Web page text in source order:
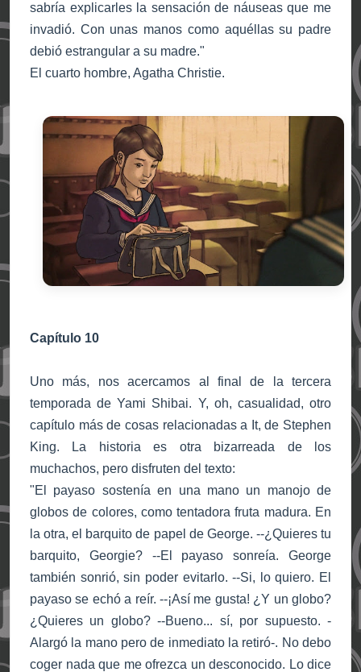
sabría explicarles la sensación de náuseas que me
invadió. Con unas manos como aquéllas su padre
debió estrangular a su madre."
El cuarto hombre, Agatha Christie.
Capítulo 10
Uno más, nos acercamos al final de la tercera
temporada de Yami Shibai. Y, oh, casualidad, otro
capítulo más de cosas relacionadas a It, de Stephen
King. La historia es otra bizarreada de los
muchachos, pero disfruten del texto:
"El payaso sostenía en una mano un manojo de
globos de colores, como tentadora fruta madura. En
la otra, el barquito de papel de George. --¿Quieres tu
barquito, Georgie? --El payaso sonreía. George
también sonrió, sin poder evitarlo. --Si, lo quiero. El
payaso se echó a reír. --¡Así me gusta! ¿Y un globo?
¿Quieres un globo? --Bueno... sí, por supuesto. -
Alargó la mano pero de inmediato la retiró-. No debo
coger nada que me ofrezca un desconocido. Lo dice